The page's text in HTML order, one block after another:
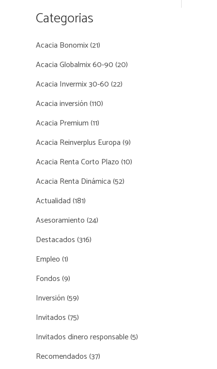
Categorias
Acacia Bonomix(21)
Acacia Globalmix 60-90(20)
Acacia Invermix 30-60(22)
Acacia inversión(110)
Acacia Premium(11)
Acacia Reinverplus Europa(9)
Acacia Renta Corto Plazo(10)
Acacia Renta Dinámica(52)
Actualidad(181)
Asesoramiento(24)
Destacados(316)
Empleo(1)
Fondos(9)
Inversión(59)
Invitados(75)
Invitados dinero responsable(5)
Recomendados(37)